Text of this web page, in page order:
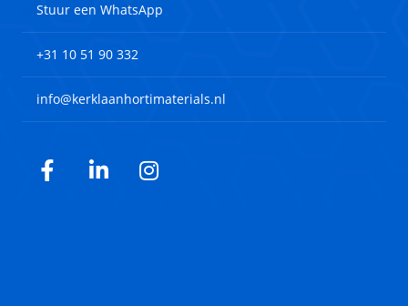
Stuur een WhatsApp
+31 10 51 90 332
info@kerklaanhortimaterials.nl
Facebook
LinkedInInstagram